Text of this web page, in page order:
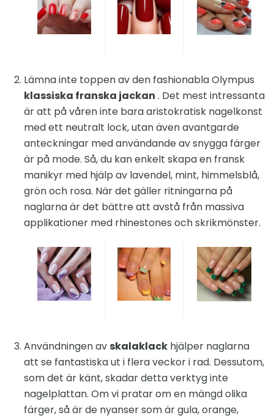
Lämna inte toppen av den fashionabla Olympus
klassiska franska jackan . Det mest intressanta
är att på våren inte bara aristokratisk nagelkonst
med ett neutralt lock, utan även avantgarde
anteckningar med användande av snygga färger
är på mode. Så, du kan enkelt skapa en fransk
manikyr med hjälp av lavendel, mint, himmelsblå,
grön och rosa. När det gäller ritningarna på
naglarna är det bättre att avstå från massiva
applikationer med rhinestones och skrikmönster.
Användningen av skalaklack hjälper naglarna
att se fantastiska ut i flera veckor i rad. Dessutom,
som det är känt, skadar detta verktyg inte
nagelplattan. Om vi ​​pratar om en mängd olika
färger, så är de nyanser som är gula, orange,